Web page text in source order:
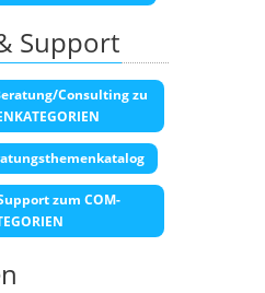
Support
Consulting zu
zum COM-